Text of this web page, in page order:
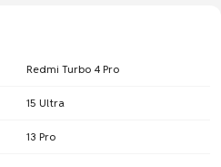
Redmi Turbo 4 Pro
15 Ultra
13 Pro